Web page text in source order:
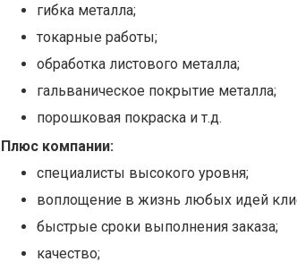
гибка металла;
токарные работы;
обработка листового металла;
гальваническое покрытие металла;
порошковая покраска и т.д.
Плюс компании:
специалисты высокого уровня;
воплощение в жизнь любых идей
быстрые сроки выполнения заказа;
качество;